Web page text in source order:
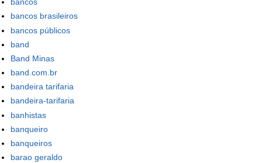
bancos brasileiros
bancos públicos
band
Band Minas
band.com.br
bandeira tarifaria
bandeira-tarifaria
banhistas
banqueiro
banqueiros
barao geraldo